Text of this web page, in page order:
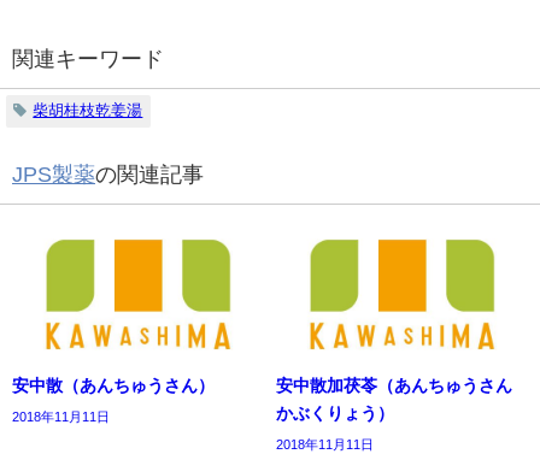
関連キーワード
柴胡桂枝乾姜湯
JPS製薬の関連記事
安中散（あんちゅうさん）
2018年11月11日
安中散加茯苓（あんちゅうさん
かぶくりょう）
2018年11月11日